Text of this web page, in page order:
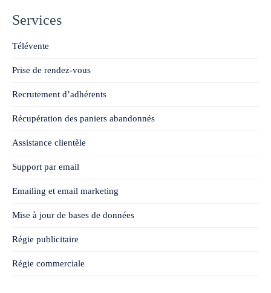
Services
Télévente
Prise de rendez-vous
Recrutement d’adhérents
Récupération des paniers abandonnés
Assistance clientèle
Support par email
Emailing et email marketing
Mise à jour de bases de données
Régie publicitaire
Régie commerciale